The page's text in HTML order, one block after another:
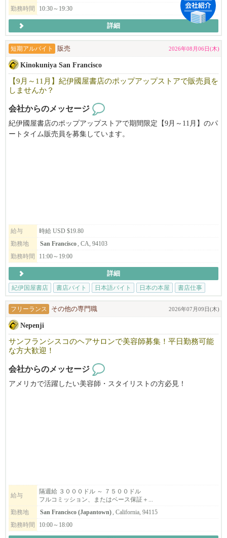
お待ちしております。
勤務時間
10:30～19:30
詳細
短期アルバイト 販売 2026年08月06日(木)
Kinokuniya San Francisco
【9月～11月】紀伊國屋書店のポップアップストアで販売員を
しませんか？
会社からのメッセージ
紀伊國屋書店のポップアップストアで期間限定【9月～11月】のパ
ートタイム販売員を募集しています。
給与
時給 USD $19.80
勤務地
San Francisco, CA, 94103
勤務時間
11:00～19:00
詳細
紀伊国屋書店
書店バイト 日本語バイト 日本の本屋 書店仕事
フリーランス その他の専門職 2026年07月09日(木)
Nepenji
サンフランシスコのヘアサロンで美容師募集！平日勤務可能
な方大歓迎！
会社からのメッセージ
アメリカで活躍したい美容師・スタイリストの方必見！
すぐに稼げるようになりますよ。
まずはお気軽にご応募ください！
※必ず履歴書を添付の上ご応募ください。書類審査の上ご連絡さ
給与
隔週給 ３０００ドル ～ ７５００ドル
フルコミッション、またはベース保証＋...
勤務地
San Francisco (Japantown), California, 94115
勤務時間
10:00～18:00